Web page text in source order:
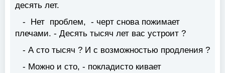
десять лет.
- Нет проблем, - черт снова пожимает
плечами. - Десять тысяч лет вас устроит ?
- А сто тысяч ? И с возможностью продления ?
- Можно и сто, - покладисто кивает